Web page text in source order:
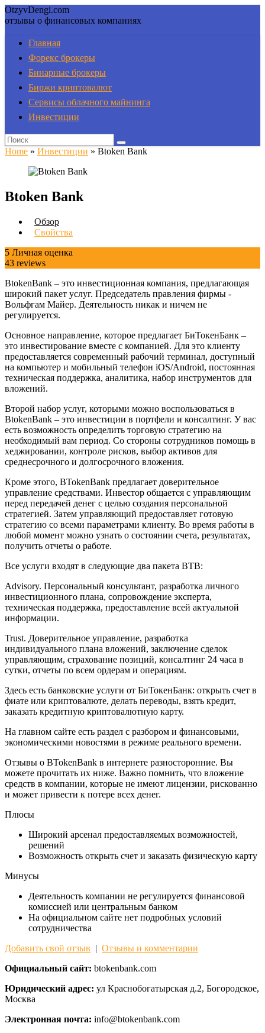
OtzyvDengi.com
отзывы о финансовых компаниях
Главная
Форекс брокеры
Бинарные брокеры
Биржи криптовалют
Сервисы облачного майнинга
Инвестиции
Home » Инвестиции » Btoken Bank
Btoken Bank
Обзор
Свойства
5 Личная оценка
43 reviews
BtokenBank – это инвестиционная компания, предлагающая
широкий пакет услуг. Председатель правления фирмы -
Вольфгам Майер. Деятельность никак и ничем не
регулируется.
Основное направление, которое предлагает БиТокенБанк –
это инвестирование вместе с компанией. Для это клиенту
предоставляется современный рабочий терминал, доступный
на компьютер и мобильный телефон iOS/Android, постоянная
техническая поддержка, аналитика, набор инструментов для
вложений.
Второй набор услуг, которыми можно воспользоваться в
BtokenBank – это инвестиции в портфели и консалтинг. У вас
есть возможность определить торговую стратегию на
необходимый вам период. Со стороны сотрудников помощь в
хеджировании, контроле рисков, выбор активов для
среднесрочного и долгосрочного вложения.
Кроме этого, BTokenBank предлагает доверительное
управление средствами. Инвестор общается с управляющим
перед передачей денег с целью создания персональной
стратегией. Затем управляющий предоставляет готовую
стратегию со всеми параметрами клиенту. Во время работы в
любой момент можно узнать о состоянии счета, результатах,
получить отчеты о работе.
Все услуги входят в следующие два пакета BTB:
Advisory. Персональный консультант, разработка личного
инвестиционного плана, сопровождение эксперта,
техническая поддержка, предоставление всей актуальной
информации.
Trust. Доверительное управление, разработка
индивидуального плана вложений, заключение сделок
управляющим, страхование позиций, консалтинг 24 часа в
сутки, отчеты по всем ордерам и операциям.
Здесь есть банковские услуги от БиТокенБанк: открыть счет в
фиате или криптовалюте, делать переводы, взять кредит,
заказать кредитную криптовалютную карту.
На главном сайте есть раздел с разбором и финансовыми,
экономическими новостями в режиме реального времени.
Отзывы о BTokenBank в интернете разносторонние. Вы
можете прочитать их ниже. Важно помнить, что вложение
средств в компании, которые не имеют лицензии, рискованно
и может привести к потере всех денег.
Плюсы
Широкий арсенал предоставляемых возможностей,
решений
Возможность открыть счет и заказать физическую карту
Минусы
Деятельность компании не регулируется финансовой
комиссией или центральным банком
На официальном сайте нет подробных условий
сотрудничества
Добавить свой отзыв | Отзывы и комментарии
Официальный сайт: btokenbank.com
Юридический адрес: ул Краснобогатырская д.2, Богородское,
Москва
Электронная почта: info@btokenbank.com